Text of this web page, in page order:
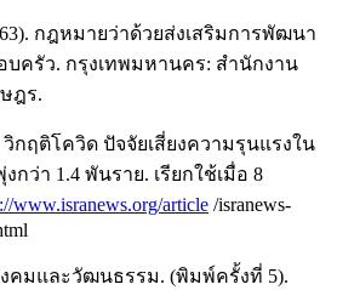
กฎหมายว่าด้วยส่งเสริมการพัฒนา
ครัว. กรุงเทพมหานคร: สำนักงาน
ฎร.
วิกฤติโควิด ปัจจัยเสี่ยงความรุนแรงใน
กว่า 1.4 พันราย. เรียกใช้เมื่อ 8
www.isranews.org/article /isranews-
งคมและวัฒนธรรม. (พิมพ์ครั้งที่ 5).